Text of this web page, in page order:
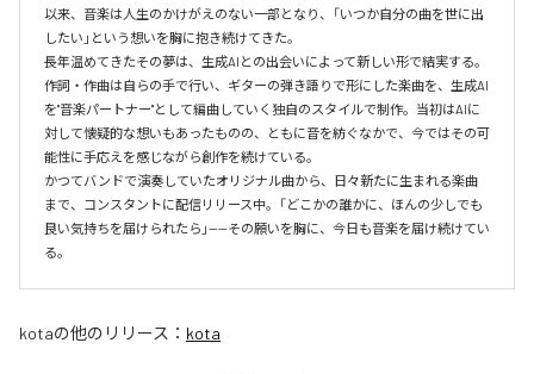
以来、音楽は人生のかけがえのない一部となり、「いつか自分の曲を世に出
したい」という想いを胸に抱き続けてきた。
長年温めてきたその夢は、生成AIとの出会いによって新しい形で結実する。
作詞・作曲は自らの手で行い、ギターの弾き語りで形にした楽曲を、生成AI
を"音楽パートナー"として編曲していく独自のスタイルで制作。当初はAIに
対して懐疑的な想いもあったものの、ともに音を紡ぐなかで、今ではその可
能性に手応えを感じながら創作を続けている。
かつてバンドで演奏していたオリジナル曲から、日々新たに生まれる楽曲
まで、コンスタントに配信リリース中。「どこかの誰かに、ほんの少しでも
良い気持ちを届けられたら」——その願いを胸に、今日も音楽を届け続けてい
る。
kotaの他のリリース： kota